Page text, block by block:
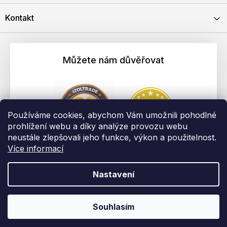
Používáme cookies, abychom Vám umožnili pohodlné
prohlížení webu a díky analýze provozu webu
neustále zlepšovali jeho funkce, výkon a použitelnost.
Více informací
Nastavení
Souhlasím
Kontakt
Můžete nám důvěřovat
Vytvořil Shoptet
vyhrazena.